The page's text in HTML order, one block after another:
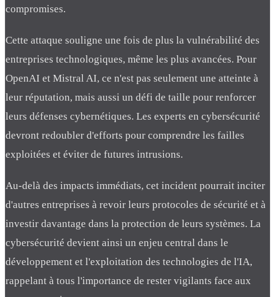
compromises.
Cette attaque souligne une fois de plus la vulnérabilité des
entreprises technologiques, même les plus avancées. Pour
OpenAI et Mistral AI, ce n'est pas seulement une atteinte à
leur réputation, mais aussi un défi de taille pour renforcer
leurs défenses cybernétiques. Les experts en cybersécurité
devront redoubler d'efforts pour comprendre les failles
exploitées et éviter de futures intrusions.
Au-delà des impacts immédiats, cet incident pourrait inciter
d'autres entreprises à revoir leurs protocoles de sécurité et à
investir davantage dans la protection de leurs systèmes. La
cybersécurité devient ainsi un enjeu central dans le
développement et l'exploitation des technologies de l'IA,
rappelant à tous l'importance de rester vigilants face aux